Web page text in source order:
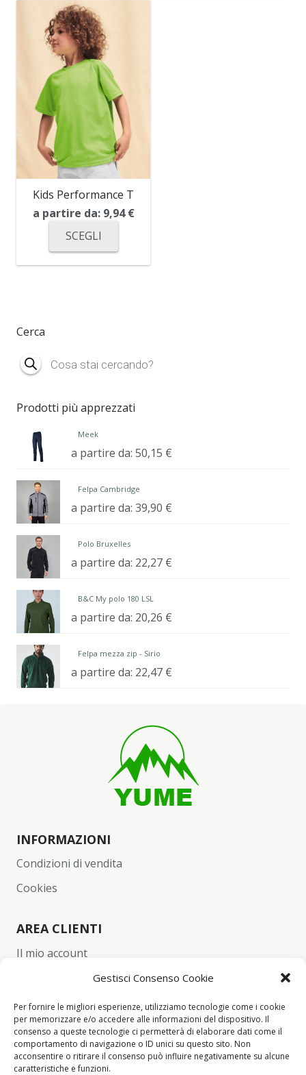
Gestisci Consenso Cookie
Per fornire le migliori esperienze, utilizziamo tecnologie come i cookie
per memorizzare e/o accedere alle informazioni del dispositivo. Il
consenso a queste tecnologie ci permetterà di elaborare dati come il
comportamento di navigazione o ID unici su questo sito. Non
acconsentire o ritirare il consenso può influire negativamente su alcune
caratteristiche e funzioni.
Kids Performance T
a partire da: 9,94€
SCEGLI
Cerca
Products
search
Prodotti più apprezzati
Meek
a partire da: 50,15 €
Felpa Cambridge
a partire da: 39,90 €
Polo Bruxelles
a partire da: 22,27 €
B&C My polo 180 LSL
a partire da: 20,26 €
Felpa mezza zip - Sirio
a partire da: 22,47 €
INFORMAZIONI
Condizioni di vendita
Cookies
AREA CLIENTI
Il mio account
Wishlist
Checkout
CONTACT INFO